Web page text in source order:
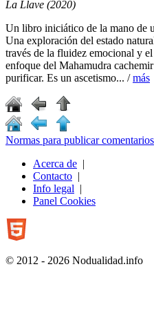
La Llave (2020)
Un libro iniciático de la mano de
Una exploración del estado
través de la fluidez emocional y
enfoque del Mahamudra
purificar. Es un ascetismo... /más
Normas para publicar comentarios
Acerca de |
Contacto |
Info legal |
Panel Cookies
© 2012 - 2026 Nodualidad.info